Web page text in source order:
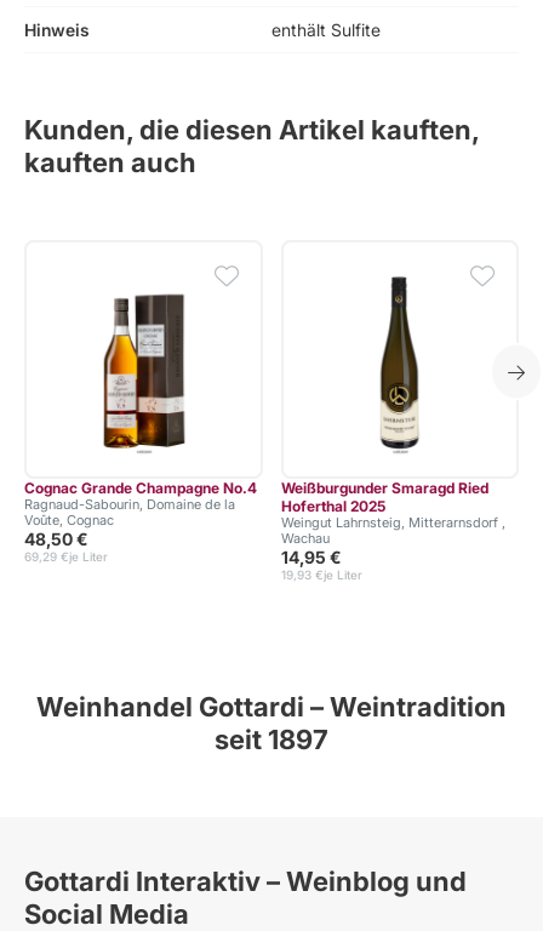
Hinweis enthält Sulfite
Kunden, die diesen Artikel kauften,
kauften auch
Cognac Grande Champagne No.4
Ragnaud-Sabourin, Domaine de la
Voûte, Cognac
48,50 €
je Liter
69,29 €
Weißburgunder Smaragd Ried
Hoferthal 2025
Weingut Lahrnsteig, Mitterarnsdorf ,
Wachau
14,95 €
je Liter
19,93 €
Weinhandel Gottardi – Weintradition
seit 1897
Gottardi Interaktiv – Weinblog und
Social Media